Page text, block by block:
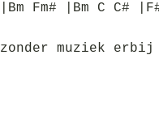
|Bm Fm# |Bm C C#
zonder muziek